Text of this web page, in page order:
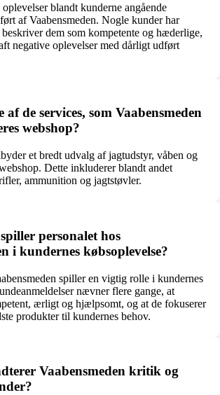
blandt kunderne angående
af Vaabensmeden. Nogle kunder har
dem som kompetente og hæderlige,
negative oplevelser med dårligt udført
de services, som Vaabensmeden
webshop?
et bredt udvalg af jagtudstyr, våben og
Dette inkluderer blandt andet
ammunition og jagtstøvler.
personalet hos
i kundernes købsoplevelse?
spiller en vigtig rolle i kundernes
nævner flere gange, at
ærligt og hjælpsomt, og at de fokuserer
produkter til kundernes behov.
Vaabensmeden kritik og